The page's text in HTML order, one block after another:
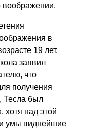
воображении.
в
19 лет,
заявил
что
получения
Тесла был
хотя над этой
умы виднейшие